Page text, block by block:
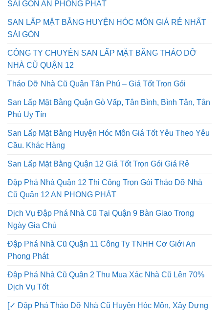
SÀI GÒN AN PHONG PHÁT
SAN LẤP MẶT BẰNG HUYỆN HÓC MÔN GIÁ RẺ NHẤT
SÀI GÒN
CÔNG TY CHUYÊN SAN LẤP MẶT BẰNG THÁO DỠ
NHÀ CŨ QUẬN 12
Tháo Dỡ Nhà Cũ Quận Tân Phú – Giá Tốt Trọn Gói
San Lấp Mặt Bằng Quận Gò Vấp, Tân Bình, Bình Tân, Tân
Phú Uy Tín
San Lấp Mặt Bằng Huyện Hóc Môn Giá Tốt Yêu Theo Yêu
Cầu. Khác Hàng
San Lấp Mặt Bằng Quận 12 Giá Tốt Trọn Gói Giá Rẻ
Đập Phá Nhà Quận 12 Thi Công Trọn Gói Tháo Dỡ Nhà
Cũ Quận 12 AN PHONG PHÁT
Dịch Vụ Đập Phá Nhà Cũ Tại Quận 9 Bàn Giao Trong
Ngày Gia Chủ
Đập Phá Nhà Cũ Quận 11 Công Ty TNHH Cơ Giới An
Phong Phát
Đập Phá Nhà Cũ Quận 2 Thu Mua Xác Nhà Cũ Lên 70%
Dịch Vụ Tốt
[✓ Đập Phá Tháo Dỡ Nhà Cũ Huyện Hóc Môn, Xây Dựng